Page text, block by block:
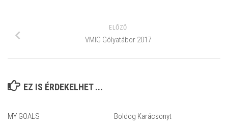
ELŐZŐ
VMIG Gólyatábor 2017
EZ IS ÉRDEKELHET ...
MY GOALS Boldog Karácsonyt